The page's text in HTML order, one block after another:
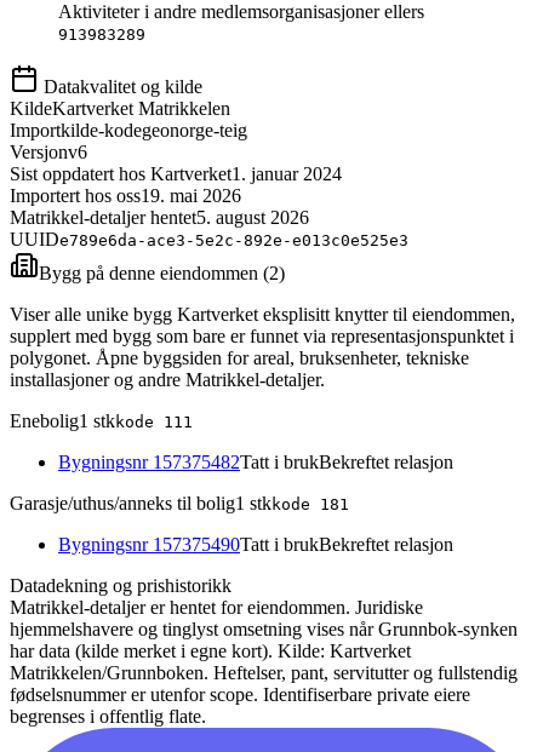
Aktiviteter i andre medlemsorganisasjoner ellers
913983289
Datakvalitet og kilde
KildeKartverket Matrikkelen
Importkilde-kodegeonorge-teig
Versjonv6
Sist oppdatert hos Kartverket1. januar 2024
Importert hos oss19. mai 2026
Matrikkel-detaljer hentet5. august 2026
UUIDe789e6da-ace3-5e2c-892e-e013c0e525e3
Bygg på denne eiendommen (2)
Viser alle unike bygg Kartverket eksplisitt knytter til eiendommen,
supplert med bygg som bare er funnet via representasjonspunktet i
polygonet. Åpne byggsiden for areal, bruksenheter, tekniske
installasjoner og andre Matrikkel-detaljer.
Enebolig1 stkkode 111
Bygningsnr 157375482Tatt i brukBekreftet relasjon
Garasje/uthus/anneks til bolig1 stkkode 181
Bygningsnr 157375490Tatt i brukBekreftet relasjon
Datadekning og prishistorikk
Matrikkel-detaljer er hentet for eiendommen. Juridiske
hjemmelshavere og tinglyst omsetning vises når Grunnbok-synken
har data (kilde merket i egne kort). Kilde: Kartverket
Matrikkelen/Grunnboken. Heftelser, pant, servitutter og fullstendig
fødselsnummer er utenfor scope. Identifiserbare private eiere
begrenses i offentlig flate.